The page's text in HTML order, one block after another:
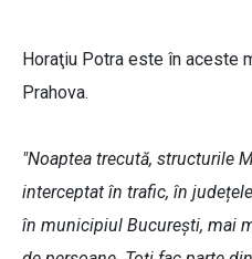
Horaţiu Potra este în aceste
Prahova.
"Noaptea trecută, structurile
interceptat în trafic, în
în municipiul București, mai